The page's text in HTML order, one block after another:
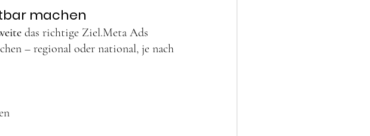
machen
das richtige Ziel.Meta Ads
– regional oder national, je nach